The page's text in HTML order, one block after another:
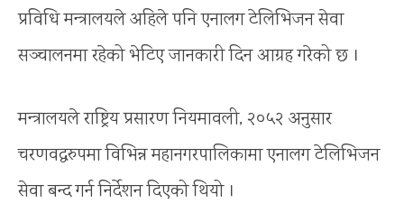
प्रविधि मन्त्रालयले अहिले पनि एनालग टेलिभिजन सेवा
सञ्चालनमा रहेको भेटिए जानकारी दिन आग्रह गरेको छ ।
मन्त्रालयले राष्ट्रिय प्रसारण नियमावली, २०५२ अनुसार
चरणवद्धरुपमा विभिन्न महानगरपालिकामा एनालग टेलिभिजन
सेवा बन्द गर्न निर्देशन दिएको थियो ।